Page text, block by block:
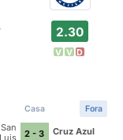
2.30
V V D
Casa Fora
Luis
2 - 3 Cruz Azul